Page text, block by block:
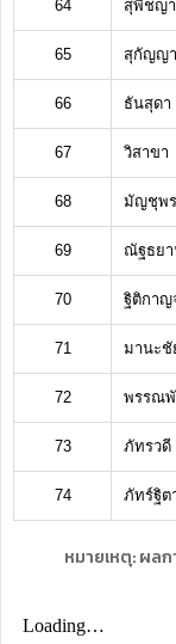
64 สุพิชญา
65 สุกัญญา
66 ธันสุดา
67 วิสาขา
68 มัญชุพร
69 ณัฐธย
70 ฐิติกาญ
71 มานะชั
72 พรรณ
73 ภัทรวดี
74 ภัทร์ฐิต
หมายเหตุ: ผล